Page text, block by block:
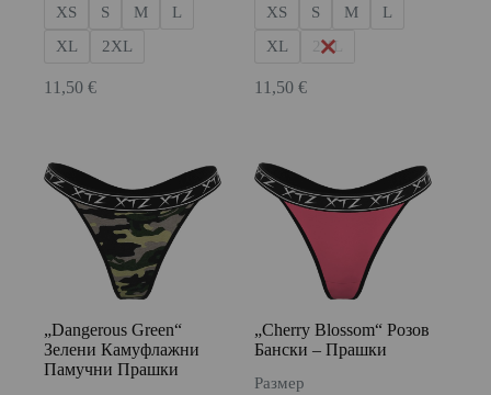
XS
S M
L
XL
2XL
11,50 €
XS
S M
L
XL
2XL
11,50€
„Dangerous Green“
Зелени Камуфлажни
Памучни Прашки
„Cherry Blossom“ Розов
Бански – Прашки
Размер